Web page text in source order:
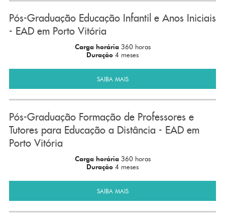
Pós-Graduação Educação Infantil e Anos Iniciais
- EAD em Porto Vitória
Carga horária 360 horas
Duração 4 meses
SAIBA MAIS
Pós-Graduação Formação de Professores e
Tutores para Educação a Distância - EAD em
Porto Vitória
Carga horária 360 horas
Duração 4 meses
SAIBA MAIS